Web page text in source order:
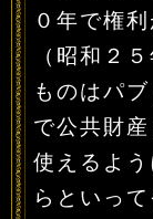
０年で権
（昭和２
ものはパ
で公共財
使えるよ
らといっ